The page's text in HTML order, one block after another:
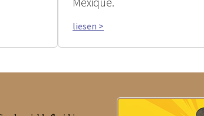
liesen >